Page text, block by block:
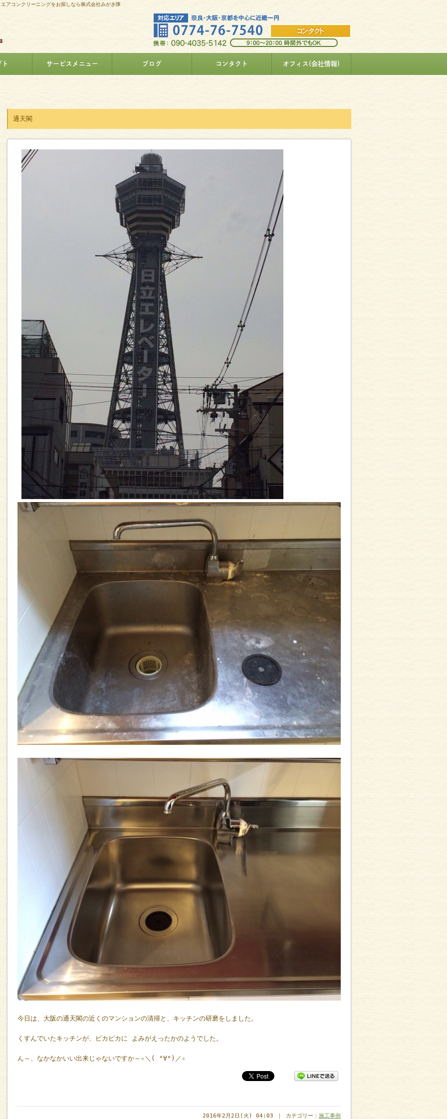
コンクリーニングをお探しなら株式会社みがき隊
サービスメニュー ブログ コンタクト オフィス(会社情報)
通天閣
今日は、大阪の通天閣の近くのマンションの清掃と、キッチンの研磨をしました。
くすんでいたキッチンが、ピカピカに よみがえったかのようでした。
ん～、なかなかいい出来じゃないですか～✧＼( °∀°)／✧
2016年2月2日(火) 04:03 ｜ カテゴリー： 施工事例